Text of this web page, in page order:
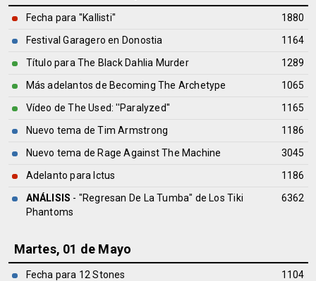
Fecha para ''Kallisti''
1880
Festival Garagero en Donostia
1164
Título para The Black Dahlia Murder
1289
Más adelantos de Becoming The Archetype
1065
Vídeo de The Used: ''Paralyzed''
1165
Nuevo tema de Tim Armstrong
1186
Nuevo tema de Rage Against The Machine
3045
Adelanto para Ictus
1186
ANÁLISIS - "Regresan De La Tumba" de Los Tiki
Phantoms
6362
Martes, 01 de Mayo
Fecha para 12 Stones
1104